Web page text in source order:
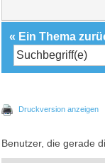
« Ein Thema
Druckversion anzeigen
Benutzer, die gerade